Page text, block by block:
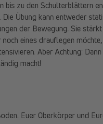
bis zu den Schulterblättern
Übung kann entweder
der Bewegung. Sie
eines drauflegen
Aber Achtung:
macht!
Euer Oberkörper und